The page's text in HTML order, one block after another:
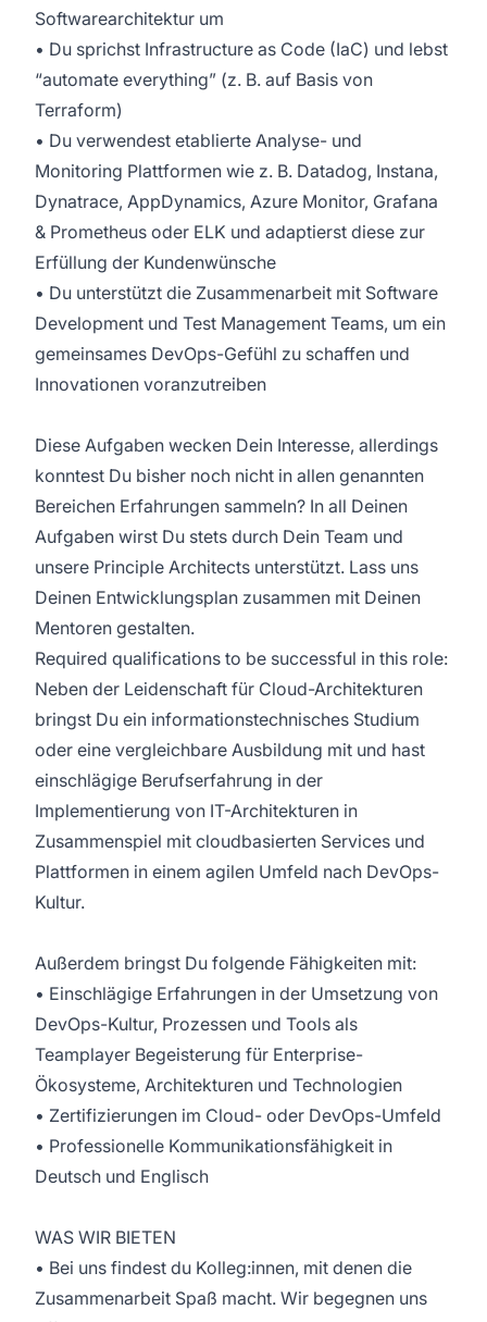
Softwarearchitektur um
• Du sprichst Infrastructure as Code (IaC) und lebst
“automate everything” (z. B. auf Basis von
Terraform)
• Du verwendest etablierte Analyse- und
Monitoring Plattformen wie z. B. Datadog, Instana,
Dynatrace, AppDynamics, Azure Monitor, Grafana
& Prometheus oder ELK und adaptierst diese zur
Erfüllung der Kundenwünsche
• Du unterstützt die Zusammenarbeit mit Software
Development und Test Management Teams, um ein
gemeinsames DevOps-Gefühl zu schaffen und
Innovationen voranzutreiben
Diese Aufgaben wecken Dein Interesse, allerdings
konntest Du bisher noch nicht in allen genannten
Bereichen Erfahrungen sammeln? In all Deinen
Aufgaben wirst Du stets durch Dein Team und
unsere Principle Architects unterstützt. Lass uns
Deinen Entwicklungsplan zusammen mit Deinen
Mentoren gestalten.
Required qualifications to be successful in this role:
Neben der Leidenschaft für Cloud-Architekturen
bringst Du ein informationstechnisches Studium
oder eine vergleichbare Ausbildung mit und hast
einschlägige Berufserfahrung in der
Implementierung von IT-Architekturen in
Zusammenspiel mit cloudbasierten Services und
Plattformen in einem agilen Umfeld nach DevOps-
Kultur.
Außerdem bringst Du folgende Fähigkeiten mit:
• Einschlägige Erfahrungen in der Umsetzung von
DevOps-Kultur, Prozessen und Tools als
Teamplayer Begeisterung für Enterprise-
Ökosysteme, Architekturen und Technologien
• Zertifizierungen im Cloud- oder DevOps-Umfeld
• Professionelle Kommunikationsfähigkeit in
Deutsch und Englisch
WAS WIR BIETEN
• Bei uns findest du Kolleg:innen, mit denen die
Zusammenarbeit Spaß macht. Wir begegnen uns